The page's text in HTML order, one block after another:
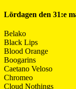
Lördagen den 31:e
Belako
Black Lips
Blood Orange
Boogarins
Caetano Veloso
Chromeo
Cloud Nothings